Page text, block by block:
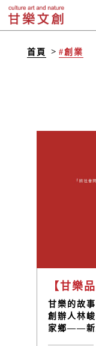
首頁 #創業
甘樂的故
創辦人林
家鄉——新